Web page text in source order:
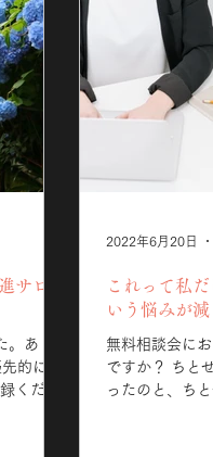
サロン
ありが
的にお
くださ
これって私
いう悩みが
無料相談会に
ですか？ ちと
ったのと、ち
2022年6月20日